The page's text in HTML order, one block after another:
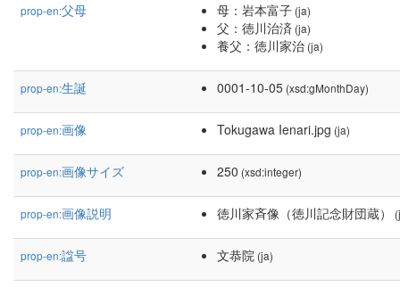
prop-en:父母 母：岩本富子 (ja)
父：徳川治済 (ja)
養父：徳川家治 (ja)
prop-en:生誕 0001-10-05 (xsd:gMonthDay)
prop-en:画像 Tokugawa Ienari.jpg (ja)
prop-en:画像サイズ 250 (xsd:integer)
prop-en:画像説明 徳川家斉像（徳川記念財団蔵）
prop-en:諡号 文恭院 (ja)